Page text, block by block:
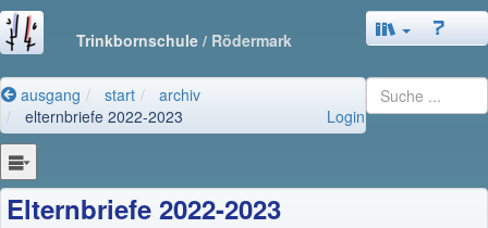
Trinkbornschule / Rödermark
ausgang start
archiv
elternbriefe 2022-2023
Login
Elternbriefe 2022-2023